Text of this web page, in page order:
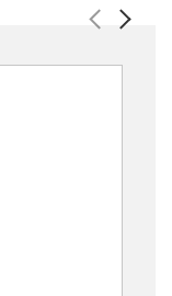
Previous
Next